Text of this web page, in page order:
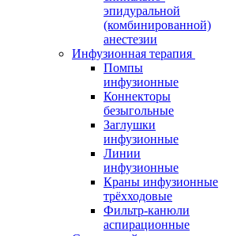
эпидуральной
(комбинированной)
анестезии
Инфузионная терапия
Помпы
инфузионные
Коннекторы
безыгольные
Заглушки
инфузионные
Линии
инфузионные
Краны инфузионные
трёхходовые
Фильтр-канюли
аспирационные